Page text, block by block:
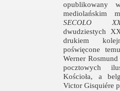
mediolańskim
SECOLO
dwudziestych
drukiem
poświęcone
Werner Rosmund
pocztowych
Kościoła, a
Victor Gisquiére